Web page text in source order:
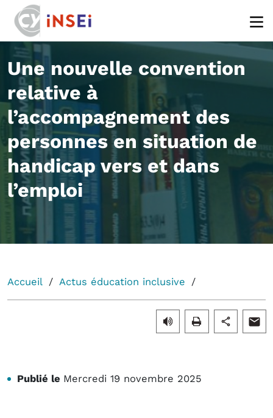
Une nouvelle convention
relative à
l’accompagnement des
personnes en situation de
handicap vers et dans
l’emploi
Accueil Actus éducation inclusive
Publié le Mercredi 19 novembre 2025